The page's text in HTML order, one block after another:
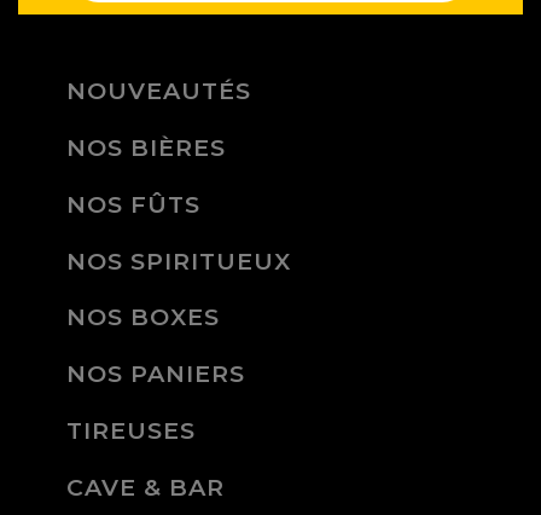
NOUVEAUTÉS
NOS BIÈRES
NOS FÛTS
NOS SPIRITUEUX
NOS BOXES
NOS PANIERS
TIREUSES
CAVE & BAR